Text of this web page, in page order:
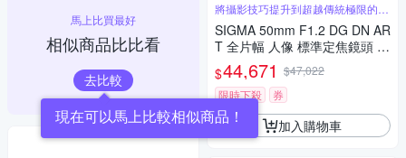
馬上比買最好
相似商品比比看
去比較
現在可以馬上比較相似商品！
將攝影技巧提升到超越傳統極限的水
準
SIGMA 50mm F1.2 DG DN AR
T 全片幅 人像 標準定焦鏡頭 F
or SONY E-mount (公司貨)
$44,671 $47,022
限時下殺
券
加入購物車